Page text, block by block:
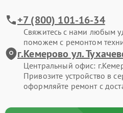
+7 (800) 101-16-34
Свяжитесь с нами любым
поможем с ремонтом
г.Кемерово ул.
Центральный офис:
Привозите устройство в
оформляйте ремонт с